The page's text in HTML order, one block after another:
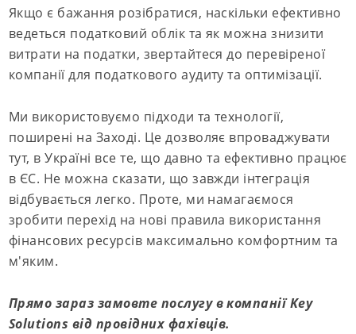
Якщо є бажання розібратися, наскільки ефективно
ведеться податковий облік та як можна знизити
витрати на податки, звертайтеся до перевіреної
компанії для податкового аудиту та оптимізації.
Ми використовуємо підходи та технології,
поширені на Заході. Це дозволяє впроваджувати
тут, в Україні все те, що давно та ефективно працює
в ЄС. Не можна сказати, що завжди інтеграція
відбувається легко. Проте, ми намагаємося
зробити перехід на нові правила використання
фінансових ресурсів максимально комфортним та
м'яким.
Прямо зараз замовте послугу в компанії Key
Solutions від провідних фахівців.